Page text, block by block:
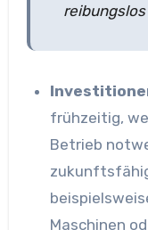
frühzeitig,
Betrieb
Maschinen